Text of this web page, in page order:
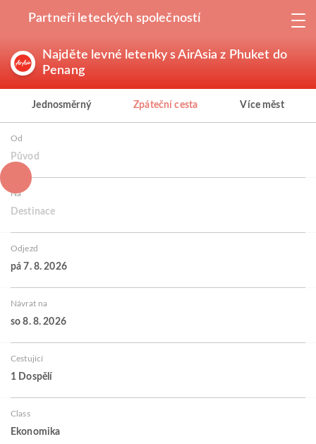
Partneři leteckých společností
Najděte levné letenky s AirAsia z Phuket do
Penang
Jednosměrný Zpáteční cesta Více měst
Od
Původ
Na
Destinace
Odjezd
pá 7. 8. 2026
Návrat na
so 8. 8. 2026
Cestující
1 Dospělí
Class
Ekonomika